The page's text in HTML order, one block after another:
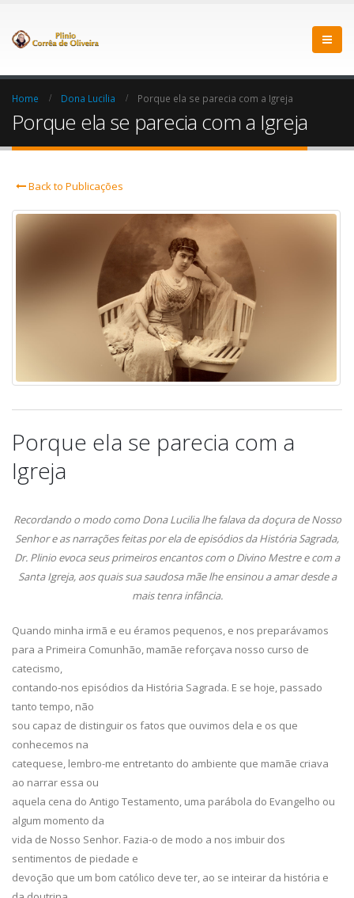
Home Dona Lucilia Porque ela se parecia com a Igreja
Porque ela se parecia com a Igreja
Back to Publicações
Porque ela se parecia com a
Igreja
Recordando o modo como Dona Lucilia lhe falava da doçura de Nosso
Senhor e as narrações feitas por ela de episódios da História Sagrada,
Dr. Plinio evoca seus primeiros encantos com o Divino Mestre e com a
Santa Igreja, aos quais sua saudosa mãe lhe ensinou a amar desde a
mais tenra infância.
Quando minha irmã e eu éramos pequenos, e nos preparávamos
para a Primeira Comunhão, mamãe reforçava nosso curso de
catecismo,
contando-nos episódios da História Sagrada. E se hoje, passado
tanto tempo, não
sou capaz de distinguir os fatos que ouvimos dela e os que
conhecemos na
catequese, lembro-me entretanto do ambiente que mamãe criava
ao narrar essa ou
aquela cena do Antigo Testamento, uma parábola do Evangelho ou
algum momento da
vida de Nosso Senhor. Fazia-o de modo a nos imbuir dos
sentimentos de piedade e
devoção que um bom católico deve ter, ao se inteirar da história e